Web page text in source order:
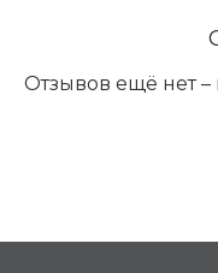
Отзывов ещё нет